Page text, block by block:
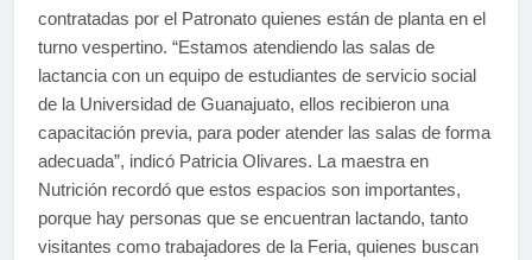
contratadas por el Patronato quienes están de planta en el
turno vespertino. “Estamos atendiendo las salas de
lactancia con un equipo de estudiantes de servicio social
de la Universidad de Guanajuato, ellos recibieron una
capacitación previa, para poder atender las salas de forma
adecuada”, indicó Patricia Olivares. La maestra en
Nutrición recordó que estos espacios son importantes,
porque hay personas que se encuentran lactando, tanto
visitantes como trabajadores de la Feria, quienes buscan